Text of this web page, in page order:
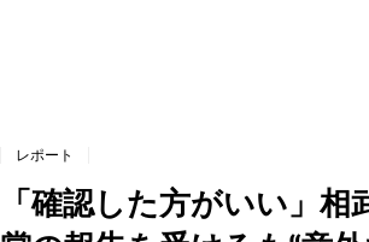
レポート
「確認した方がいい」